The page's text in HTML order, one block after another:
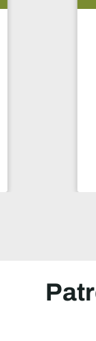
Diário
Nesta
CEO da
de